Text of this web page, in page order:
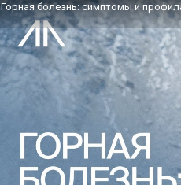
Горная болезнь: симптомы и